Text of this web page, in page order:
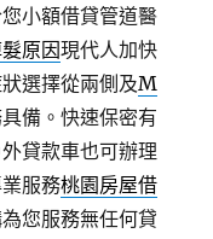
小額借貸管道醫
原因現代人加快
選擇從兩側及M
備。快速保密有
貸款車也可辦理
服務桃園房屋借
您服務無任何貸